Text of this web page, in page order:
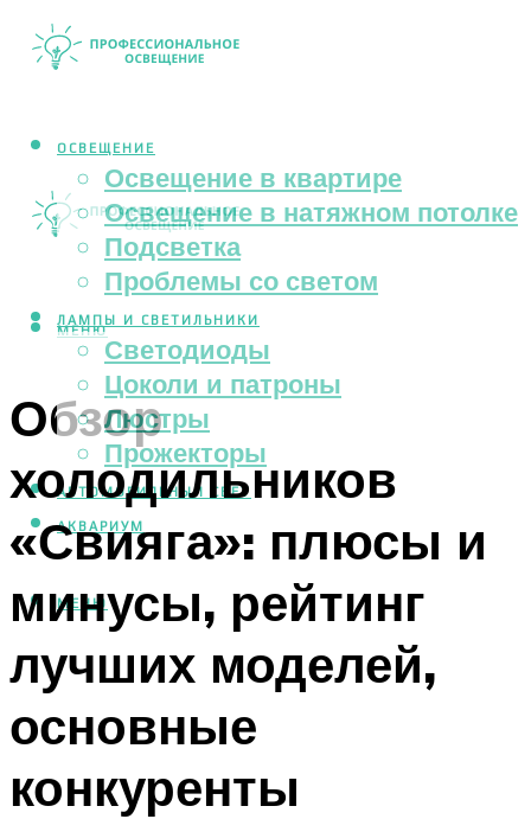
ОСВЕЩЕНИЕ
Освещение в квартире
Освещение в натяжном потолке
Подсветка
Проблемы со светом
ЛАМПЫ И СВЕТИЛЬНИКИ
Светодиоды
Цоколи и патроны
Люстры
Прожекторы
АВТОМОБИЛЬНЫЙ СВЕТ
АКВАРИУМ
МЕНЮ
МЕНЮ
Обзор
холодильников
«Свияга»: плюсы и
минусы, рейтинг
лучших моделей,
основные
конкуренты